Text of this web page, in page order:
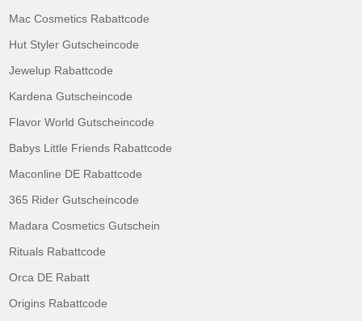
Mac Cosmetics Rabattcode
Hut Styler Gutscheincode
Jewelup Rabattcode
Kardena Gutscheincode
Flavor World Gutscheincode
Babys Little Friends Rabattcode
Maconline DE Rabattcode
365 Rider Gutscheincode
Madara Cosmetics Gutschein
Rituals Rabattcode
Orca DE Rabatt
Origins Rabattcode